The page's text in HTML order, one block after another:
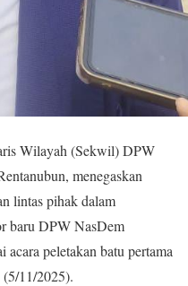
Wilayah (Sekwil) DPW
menegaskan
lintas pihak dalam
baru DPW NasDem
peletakan batu pertama
11/2025).